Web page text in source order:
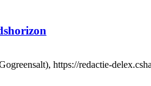
https://redactie-